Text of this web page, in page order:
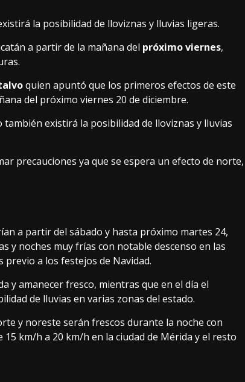
la posibilidad de lloviznas y lluvias ligeras.
a partir de la mañana del próximo viernes,
quien apuntó que los primeros efectos de este
del próximo viernes 20 de diciembre.
existirá la posibilidad de lloviznas y lluvias
precauciones ya que se espera un efecto de norte,
a partir del sábado y hasta próximo martes 24,
y noches muy frías con notable descenso en las
a los festejos de Navidad.
y amanecer fresco, mientras que en el día el
de lluvias en varias zonas del estado.
y noreste serán frescos durante la noche con
km/h a 20 km/h en la ciudad de Mérida y el resto